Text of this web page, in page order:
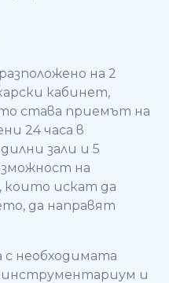
на 2
кабинет,
става приемът на
24 часа в
зали и 5
на
които искат да
да направят
с необходимата
инструментариум и